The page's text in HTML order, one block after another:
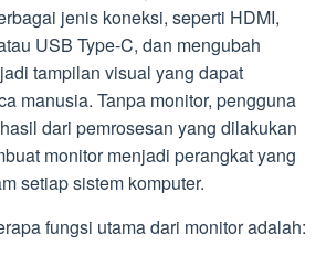
jenis koneksi, seperti HDMI,
USB Type-C, dan mengubah
tampilan visual yang dapat
manusia. Tanpa monitor, pengguna
dari pemrosesan yang dilakukan
monitor menjadi perangkat yang
setiap sistem komputer.
fungsi utama dari monitor adalah: